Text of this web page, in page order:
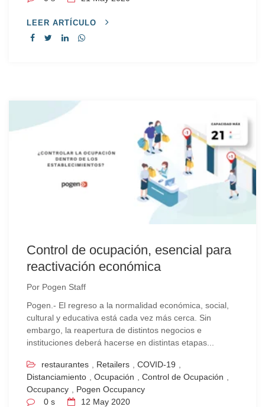
LEER ARTÍCULO
Control de ocupación, esencial para
reactivación económica
Por Pogen Staff
Pogen.- El regreso a la normalidad económica, social,
cultural y educativa está cada vez más cerca. Sin
embargo, la reapertura de distintos negocios e
instituciones deberá hacerse en distintas etapas...
restaurantes Retailers COVID-19
Distanciamiento
Ocupación Control de Ocupación
Occupancy
Pogen Occupancy
0 s
12 May 2020